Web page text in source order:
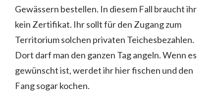
Gewässern bestellen. In diesem Fall braucht ihr
kein Zertifikat. Ihr sollt für den Zugang zum
Territorium solchen privaten Teichesbezahlen.
Dort darf man den ganzen Tag angeln. Wenn es
gewünscht ist, werdet ihr hier fischen und den
Fang sogar kochen.